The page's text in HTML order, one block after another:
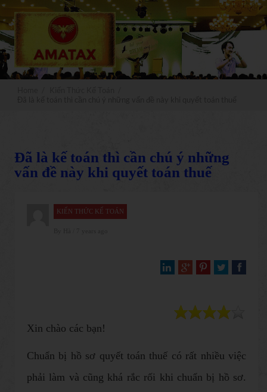
Đã là kế toán thì cần chú ý những
vấn đề này khi quyết toán thuế
KIẾN THỨC KẾ TOÁN
Xin chào các bạn!
Chuẩn bị hồ sơ quyết toán thuế có rất nhiều việc
phải làm và cũng khá rắc rối khi chuẩn bị hồ sơ.
Đăng ký MIỄN PHÍNhận ngay
video truyền nghề kế toán xây
dựng
NHẬN NGAY
x